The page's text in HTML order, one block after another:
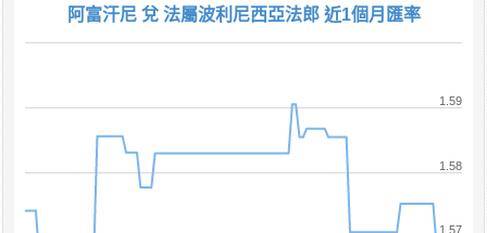
阿富汗尼 兌 法屬波利尼西亞法郎 近1個月匯率
1.57
1.58
1.59